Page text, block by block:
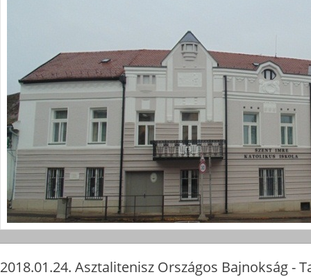
2018.01.24. Asztalitenisz Országos Bajnokság -